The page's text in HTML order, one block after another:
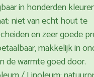
in honderden
niet van echt hout te
en zeer goede
makkelijk in
de warmte goed door.